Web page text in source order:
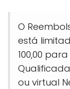
O
está
100,00
ou virtual